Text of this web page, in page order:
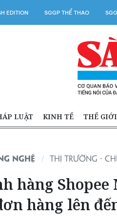
EDITION SGGP THỂ THAO
LUẬT KINH TẾ THẾ GIỚI
NGHỆ THỊ TRƯỜNG -
hàng
hàng lên